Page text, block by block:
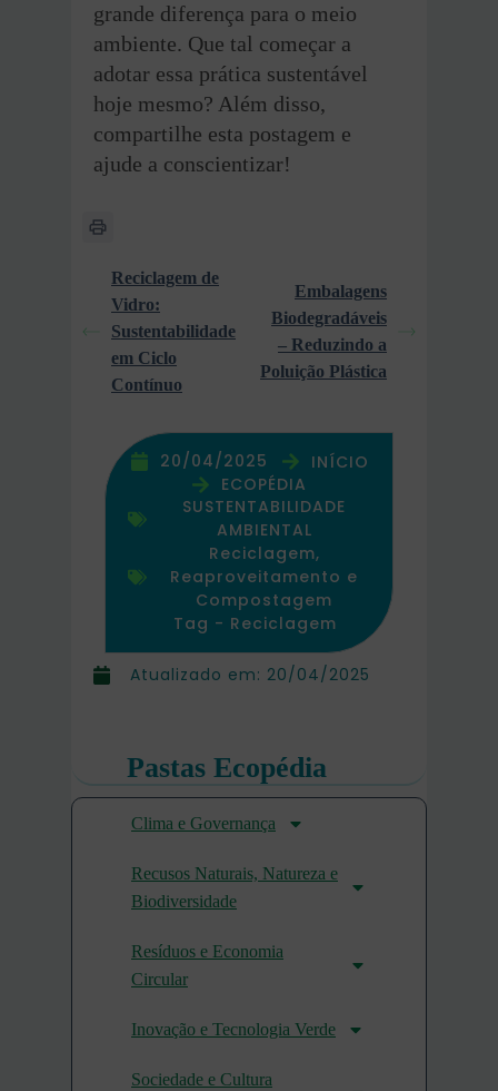
Atualizado em: 20/04/2025
grande diferença para o meio
ambiente. Que tal começar a
adotar essa prática sustentável
hoje mesmo? Além disso,
compartilhe esta postagem e
ajude a conscientizar!
Reciclagem de
Vidro:
Sustentabilidade
em Ciclo
Contínuo
Embalagens
Biodegradáveis
– Reduzindo a
Poluição Plástica
20/04/2025
INÍCIO
ECOPÉDIA
SUSTENTABILIDADE
AMBIENTAL
Reciclagem,
Reaproveitamento e
Compostagem
Tag - Reciclagem
Pastas Ecopédia
Clima e Governança
Recusos Naturais, Natureza e
Biodiversidade
Resíduos e Economia
Circular
Inovação e Tecnologia Verde
Sociedade e Cultura